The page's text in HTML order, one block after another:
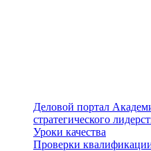
Деловой портал
стратегического
Уроки качества
Проверки